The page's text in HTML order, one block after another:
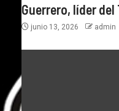
Guerrero, líder del
junio 13, 2026 admin